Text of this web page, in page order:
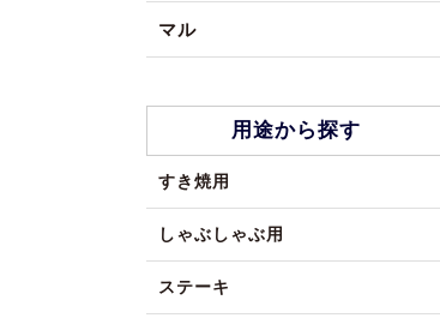
マル
用途から探す
すき焼用
しゃぶしゃぶ用
ステーキ